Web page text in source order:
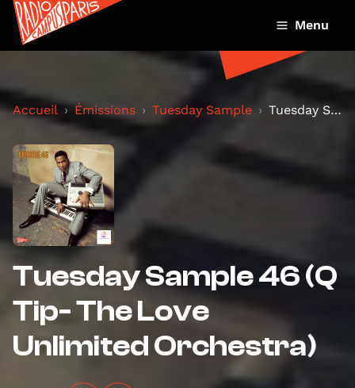
Menu
Accueil Émissions Tuesday Sample Tuesday Sample 46 (Q Tip- The Love Unlimited Orche...
Tuesday Sample 46 (Q
Tip- The Love
Unlimited Orchestra)